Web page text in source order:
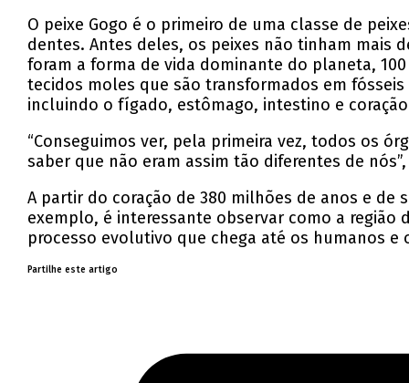
O peixe Gogo é o primeiro de uma classe de
dentes. Antes deles, os peixes não tinham mais
foram a forma de vida dominante do planeta,
tecidos moles que são transformados em
incluindo o fígado, estômago, intestino e
“Conseguimos ver, pela primeira vez, todos os
saber que não eram assim tão diferentes de
A partir do coração de 380 milhões de anos e
exemplo, é interessante observar como a
processo evolutivo que chega até os humanos e
Partilhe este artigo